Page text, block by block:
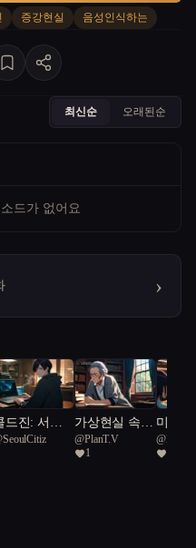
증강현실 음성인식하는
최신순 오래된순
드가 없어요
›
드진: 서울
로토콜
SeoulCitiz
가상현실 속
추억 여행
@PlanT.V
1
미래
슐 속
진 온
@live